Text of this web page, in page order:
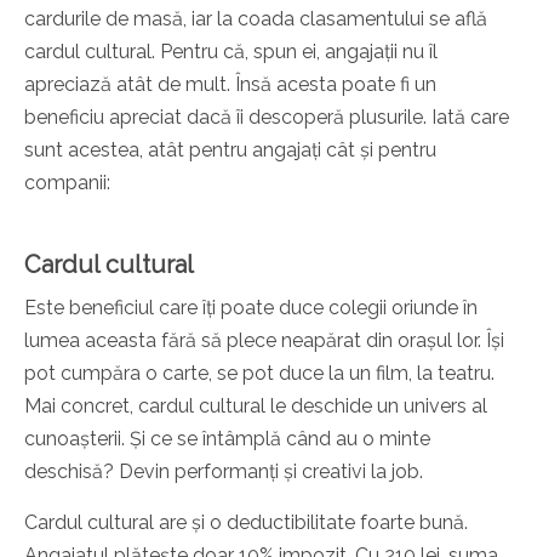
cardurile de masă, iar la coada clasamentului se află
cardul cultural. Pentru că, spun ei, angajații nu îl
apreciază atât de mult. Însă acesta poate fi un
beneficiu apreciat dacă îi descoperă plusurile. Iată care
sunt acestea, atât pentru angajați cât și pentru
companii:
Cardul cultural
Este beneficiul care îți poate duce colegii oriunde în
lumea aceasta fără să plece neapărat din orașul lor. Își
pot cumpăra o carte, se pot duce la un film, la teatru.
Mai concret, cardul cultural le deschide un univers al
cunoașterii. Și ce se întâmplă când au o minte
deschisă? Devin performanți și creativi la job.
Cardul cultural are și o deductibilitate foarte bună.